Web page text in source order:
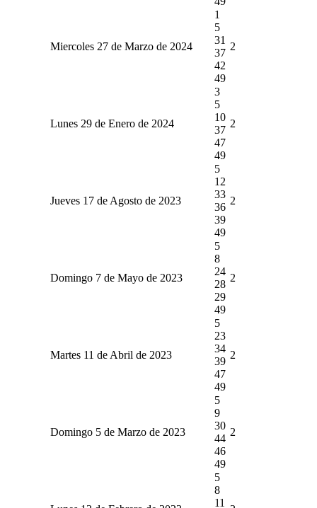
Miercoles 27 de Marzo de 2024
1
5
31
37
42
49
2
Lunes 29 de Enero de 2024
3
5
10
37
47
49
2
Jueves 17 de Agosto de 2023
5
12
33
36
39
49
2
Domingo 7 de Mayo de 2023
5
8
24
28
29
49
2
Martes 11 de Abril de 2023
5
23
34
39
47
49
2
Domingo 5 de Marzo de 2023
5
9
30
44
46
49
2
5
8
11